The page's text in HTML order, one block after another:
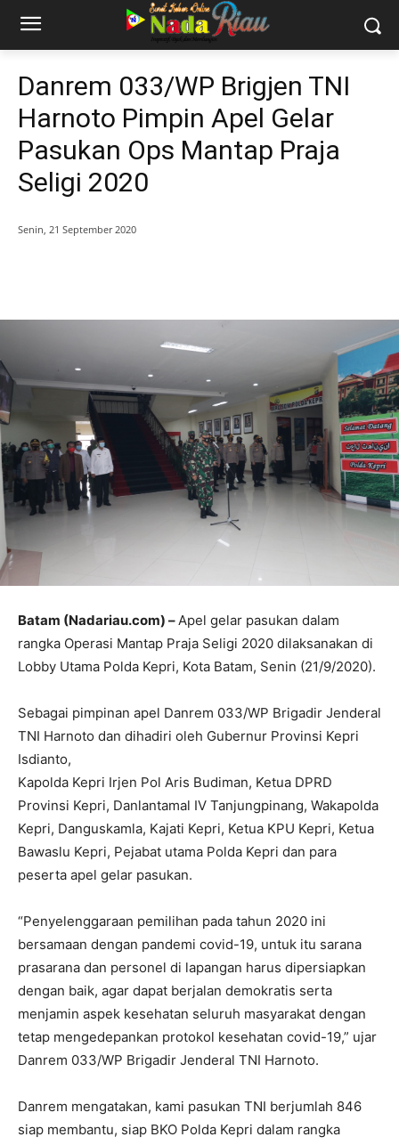
Danrem 033/WP Brigjen TNI
Harnoto Pimpin Apel Gelar
Pasukan Ops Mantap Praja
Seligi 2020
Senin, 21 September 2020
Batam (Nadariau.com) – Apel gelar pasukan dalam
rangka Operasi Mantap Praja Seligi 2020 dilaksanakan di
Lobby Utama Polda Kepri, Kota Batam, Senin (21/9/2020).
Sebagai pimpinan apel Danrem 033/WP Brigadir Jenderal
TNI Harnoto dan dihadiri oleh Gubernur Provinsi Kepri
Isdianto,
Kapolda Kepri Irjen Pol Aris Budiman, Ketua DPRD
Provinsi Kepri, Danlantamal IV Tanjungpinang, Wakapolda
Kepri, Danguskamla, Kajati Kepri, Ketua KPU Kepri, Ketua
Bawaslu Kepri, Pejabat utama Polda Kepri dan para
peserta apel gelar pasukan.
“Penyelenggaraan pemilihan pada tahun 2020 ini
bersamaan dengan pandemi covid-19, untuk itu sarana
prasarana dan personel di lapangan harus dipersiapkan
dengan baik, agar dapat berjalan demokratis serta
menjamin aspek kesehatan seluruh masyarakat dengan
tetap mengedepankan protokol kesehatan covid-19,” ujar
Danrem 033/WP Brigadir Jenderal TNI Harnoto.
Danrem mengatakan, kami pasukan TNI berjumlah 846
siap membantu, siap BKO Polda Kepri dalam rangka